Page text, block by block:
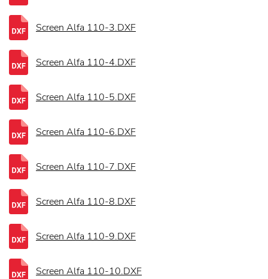
Screen Alfa 110-3.DXF
Screen Alfa 110-4.DXF
Screen Alfa 110-5.DXF
Screen Alfa 110-6.DXF
Screen Alfa 110-7.DXF
Screen Alfa 110-8.DXF
Screen Alfa 110-9.DXF
Screen Alfa 110-10.DXF